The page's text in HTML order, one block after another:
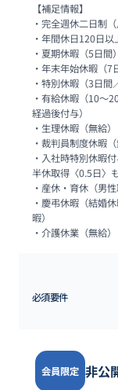
【補足情報】
・完全週休二日制
・年間休日120日以
・夏期休暇（5日間）
・年末年始休暇（7
・特別休暇（3日間
・有給休暇（10～
経過後付与）
・生理休暇（無給）
・裁判員制度休暇（
・入社時特別休暇
半休取得〈0.5日〉も
・産休・育休（男
・慶弔休暇（結婚
暇）
・介護休業（無給）
必須要件
会員限定 非公